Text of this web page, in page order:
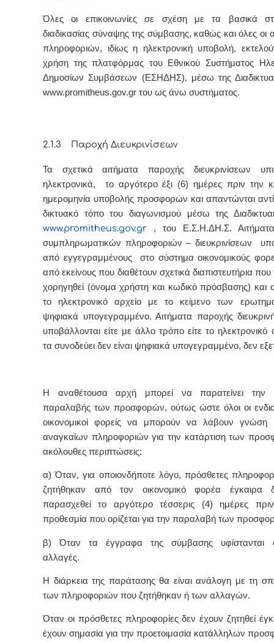
Όλες οι επικοινωνίες σε σχέση με τα βασικά
διαδικασίας σύναψης της σύμβασης, καθώς και όλες οι
πληροφοριών, ιδίως η ηλεκτρονική υποβολή,
χρήση της πλατφόρμας του Εθνικού Συστήματος
Δημοσίων Συμβάσεων (ΕΣΗΔΗΣ), μέσω της
www.promitheus.gov.gr του ως άνω συστήματος.
2.1.3 Παροχή Διευκρινίσεων
Τα σχετικά αιτήματα παροχής διευκρινίσεων
ηλεκτρονικά, το αργότερο έξι (6) ημέρες πριν την
ημερομηνία υποβολής προσφορών και απαντώνται
δικτυακό τόπο του διαγωνισμού μέσω της
www.promitheus.gov.gr , του Ε.Σ.Η.ΔΗ.Σ.
συμπληρωματικών πληροφοριών – διευκρινίσεων
από εγγεγραμμένους στο σύστημα οικονομικούς
από εκείνους που διαθέτουν σχετικά διαπιστευτήρια
χορηγηθεί (όνομα χρήστη και κωδικό πρόσβασης) και
το ηλεκτρονικό αρχείο με το κείμενο των
ψηφιακά υπογεγραμμένο. Αιτήματα παροχής
υποβάλλονται είτε με άλλο τρόπο είτε το ηλεκτρονικό
τα συνοδεύει δεν είναι ψηφιακά υπογεγραμμένο, δεν
Η αναθέτουσα αρχή μπορεί να παρατείνει την
παραλαβής των προσφορών, ούτως ώστε όλοι οι
οικονομικοί φορείς να μπορούν να λάβουν
αναγκαίων πληροφοριών για την κατάρτιση των
ακόλουθες περιπτώσεις:
α) Όταν, για οποιονδήποτε λόγο, πρόσθετες
ζητήθηκαν από τον οικονομικό φορέα έγκαιρα
παρασχεθεί το αργότερο τέσσερις (4) ημέρες
προθεσμία που ορίζεται για την παραλαβή των
β) Όταν τα έγγραφα της σύμβασης υφίστανται
αλλαγές.
Η διάρκεια της παράτασης θα είναι ανάλογη με τη
των πληροφοριών που ζητήθηκαν ή των αλλαγών.
Όταν οι πρόσθετες πληροφορίες δεν έχουν ζητηθεί
έχουν σημασία για την προετοιμασία κατάλληλων